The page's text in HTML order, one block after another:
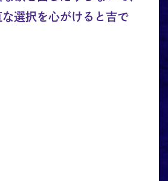
な選択を心がけると吉で